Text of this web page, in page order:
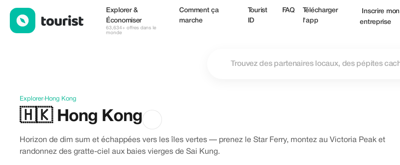
Explorer &
Économiser
63,634+ offres dans le
monde
Comment ça
marche
Tourist
ID
FAQ
Télécharger
l'app
Inscrire mon
entreprise
Explorer›Hong Kong
🇭🇰 Hong Kong
Horizon de dim sum et échappées vers les îles vertes — prenez le Star Ferry, montez au Victoria Peak et
randonnez des gratte-ciel aux baies vierges de Sai Kung.